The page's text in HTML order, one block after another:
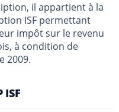
il appartient à la
ISF permettant
impôt sur le revenu
à condition de
2009.
ISF